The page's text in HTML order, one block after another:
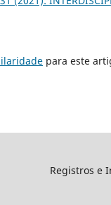
para este
Registros e